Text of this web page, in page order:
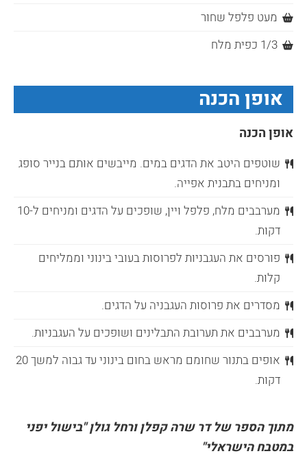
מעט פלפל שחור
1/3 כפית מלח
אופן הכנה
אופן הכנה
שוטפים היטב את הדגים במים. מייבשים אותם בנייר סופג
ומניחים בתבנית אפייה.
מערבבים מלח, פלפל ויין, שופכים על הדגים ומניחים ל-10
דקות.
פורסים את העגבניות לפרוסות בעובי בינוני וממליחים
קלות.
מסדרים את פרוסות העגבניה על הדגים.
מערבבים את תערובת התבלינים ושופכים על העגבניות.
אופים בתנור שחומם מראש בחום בינוני עד גבוה למשך 20
דקות.
מתוך הספר של דר שרה קפלן ורחל גולן "בישול יפני
במטבח הישראלי"